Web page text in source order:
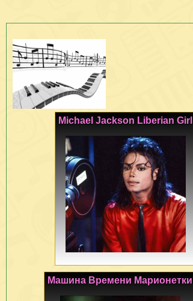
Michael Jackson Liberian Girl
Машина Времени Марионетки